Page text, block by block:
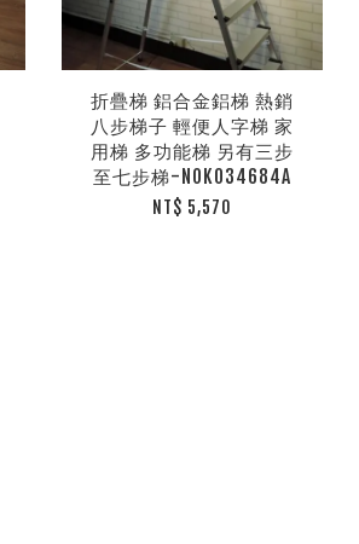
折疊梯 鋁合金鋁梯 熱銷
八步梯子 輕便人字梯 家
用梯 多功能梯 另有三步
至七步梯-NOK034684A
NT$ 5,570